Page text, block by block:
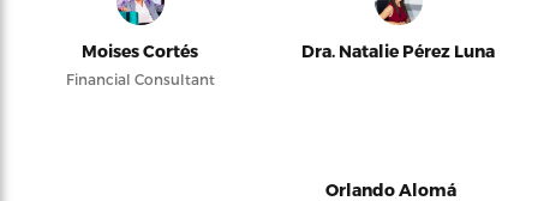
Moises Cortés
Financial Consultant
Dra. Natalie Pérez Luna
Orlando Alomá